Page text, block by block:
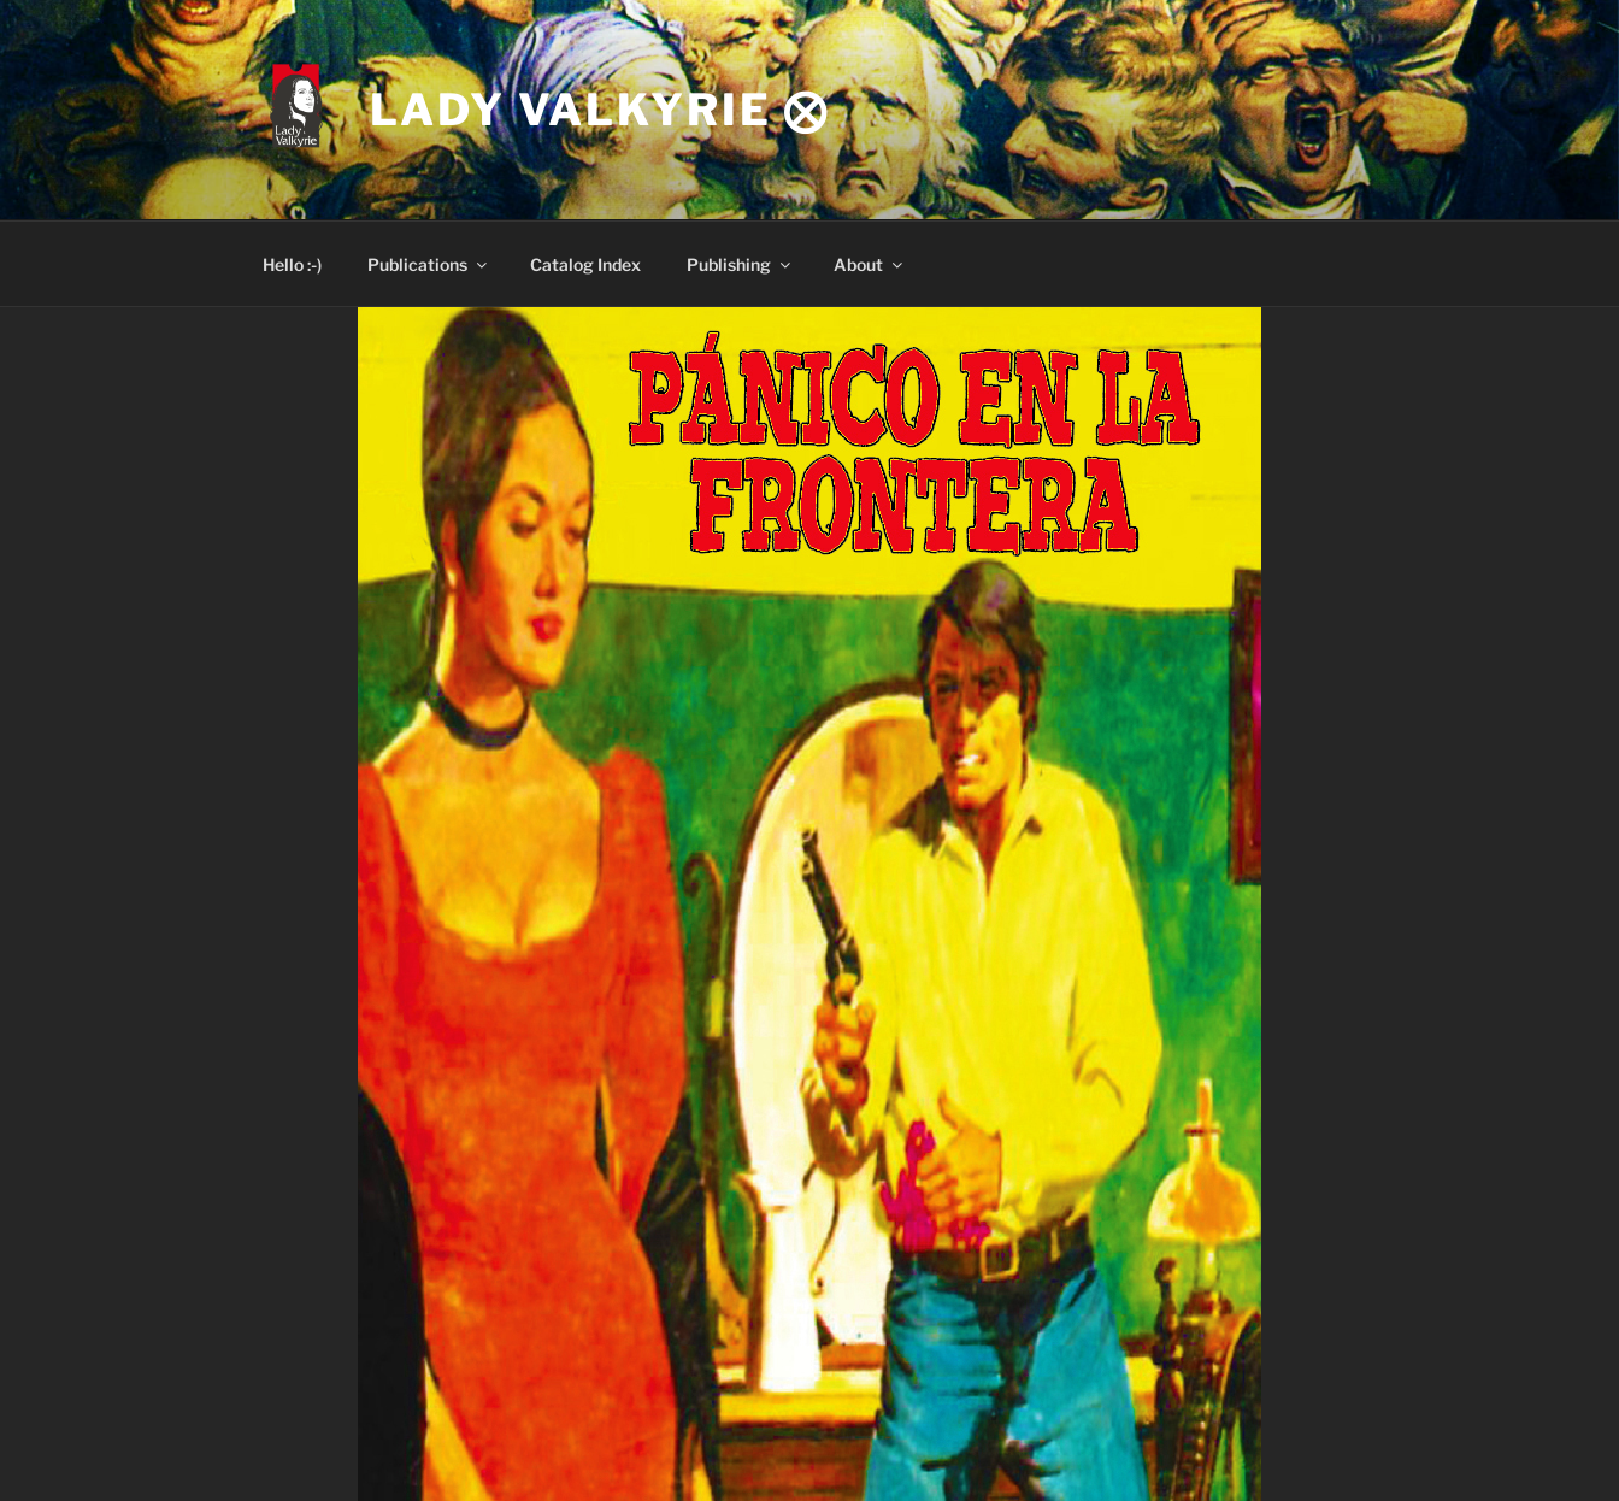
Skip
to
content
LADY VALKYRIE ⨂
Hello :-) Publications Catalog Index Publishing About